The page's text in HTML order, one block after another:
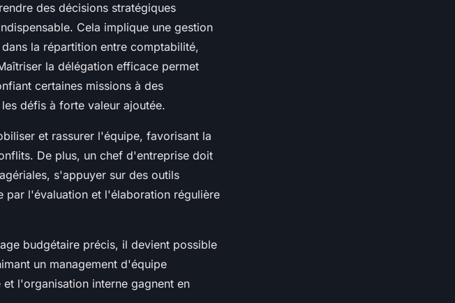
des décisions stratégiques
Cela implique une gestion
la répartition entre comptabilité,
la délégation efficace permet
certaines missions à des
défis à forte valeur ajoutée.
et rassurer l'équipe, favorisant la
De plus, un chef d'entreprise doit
s'appuyer sur des outils
l'évaluation et l'élaboration régulière
budgétaire précis, il devient possible
un management d'équipe
l'organisation interne gagnent en